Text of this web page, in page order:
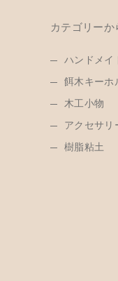
カテゴリーか
ハンドメイ
餌木キーホ
木工小物
アクセサリ
樹脂粘土